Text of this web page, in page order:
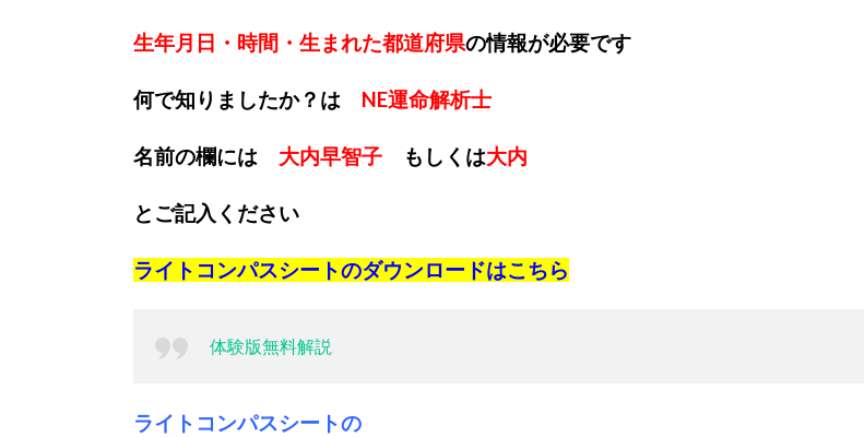
生年月日・時間・生まれた都道府県の情報が必要です
何で知りましたか？は NE運命解析士
名前の欄には 大内早智子 もしくは大内
とご記入ください
ライトコンパスシートのダウンロードはこちら
体験版無料解説
ライトコンパスシートの